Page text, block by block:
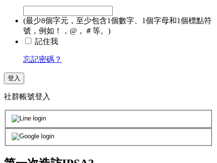
(最少8個字元，至少包含1個數字、1個字母和1個標點符
號，例如！，@，＃等。)
記住我
忘記密碼？
登入
社群帳號登入